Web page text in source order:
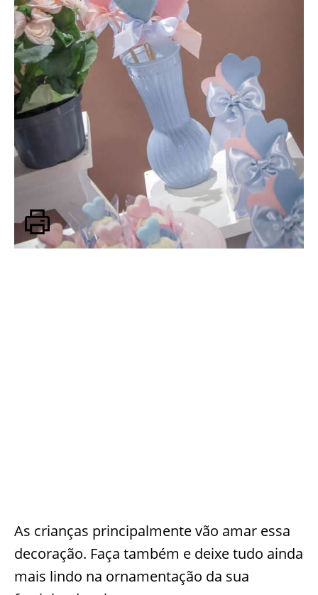
As crianças principalmente vão amar essa
decoração. Faça também e deixe tudo ainda
mais lindo na ornamentação da sua